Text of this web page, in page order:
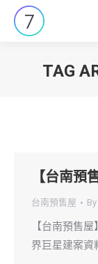
TAG
【台南預
台南預售屋 By
【台南預售
界巨星建案資